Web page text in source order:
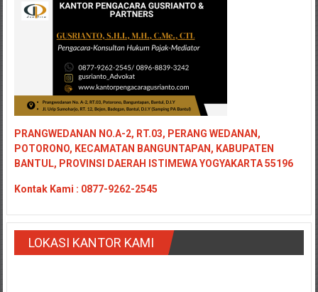
PRANGWEDANAN NO.A-2, RT.03, PERANG WEDANAN,
POTORONO, KECAMATAN BANGUNTAPAN, KABUPATEN
BANTUL, PROVINSI DAERAH ISTIMEWA YOGYAKARTA 55196
Kontak Kami : 0877-9262-2545
LOKASI KANTOR KAMI